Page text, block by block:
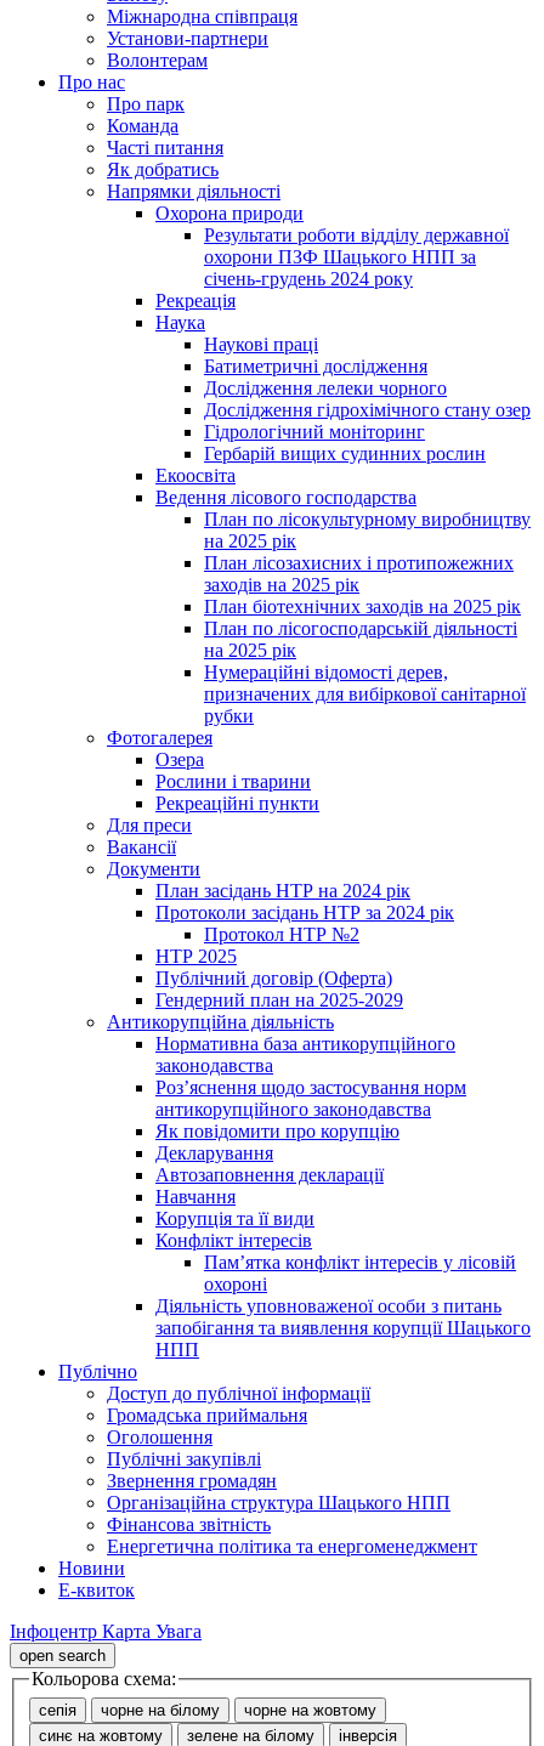
Міжнародна співпраця
Установи-партнери
Волонтерам
Про нас
Про парк
Команда
Часті питання
Як добратись
Напрямки діяльності
Охорона природи
Результати роботи відділу державної
охорони ПЗФ Шацького НПП за
січень-грудень 2024 року
Рекреація
Наука
Наукові праці
Батиметричні дослідження
Дослідження лелеки чорного
Дослідження гідрохімічного стану озер
Гідрологічний моніторинг
Гербарій вищих судинних рослин
Екоосвіта
Ведення лісового господарства
План по лісокультурному виробництву
на 2025 рік
План лісозахисних і протипожежних
заходів на 2025 рік
План біотехнічних заходів на 2025 рік
План по лісогосподарській діяльності
на 2025 рік
Нумераційні відомості дерев,
призначених для вибіркової санітарної
рубки
Фотогалерея
Озера
Рослини і тварини
Рекреаційні пункти
Для преси
Вакансії
Документи
План засідань НТР на 2024 рік
Протоколи засідань НТР за 2024 рік
Протокол НТР №2
НТР 2025
Публічний договір (Оферта)
Гендерний план на 2025-2029
Антикорупційна діяльність
Нормативна база антикорупційного
законодавства
Роз’яснення щодо застосування норм
антикорупційного законодавства
Як повідомити про корупцію
Декларування
Автозаповнення декларації
Навчання
Корупція та її види
Конфлікт інтересів
Пам’ятка конфлікт інтересів у лісовій
охороні
Діяльність уповноваженої особи з питань
запобігання та виявлення корупції Шацького
НПП
Публічно
Доступ до публічної інформації
Громадська приймальня
Оголошення
Публічні закупівлі
Звернення громадян
Організаційна структура Шацького НПП
Фінансова звітність
Енергетична політика та енергоменеджмент
Новини
Е-квиток
Інфоцентр Карта Увага
open search
Кольорова схема:
сепія чорне на білому
чорне на жовтому
синє на жовтому
зелене на білому
інверсія